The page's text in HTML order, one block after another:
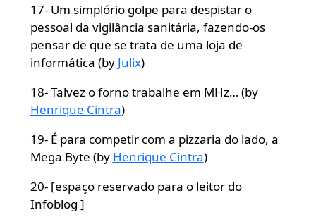
17- Um simplório golpe para despistar o
pessoal da vigilância sanitária, fazendo-os
pensar de que se trata de uma loja de
informática (by Julix)
18- Talvez o forno trabalhe em MHz… (by
Henrique Cintra)
19- É para competir com a pizzaria do lado, a
Mega Byte (by Henrique Cintra)
20- [espaço reservado para o leitor do
Infoblog ]